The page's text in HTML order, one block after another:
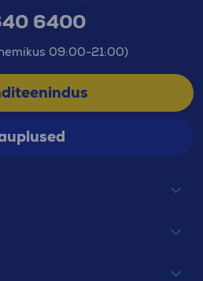
6400
09:00-21:00)